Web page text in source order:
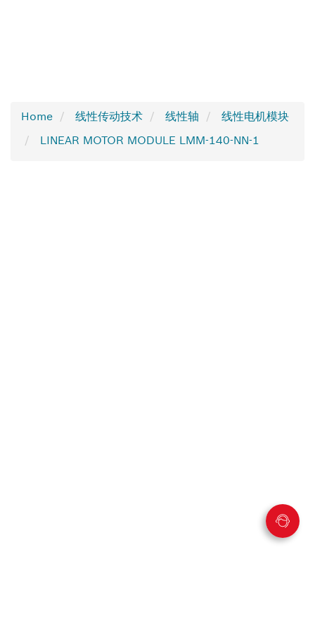
Home 线性传动技术 线性轴
线性电机模块
LINEAR MOTOR MODULE LMM-140-NN-1